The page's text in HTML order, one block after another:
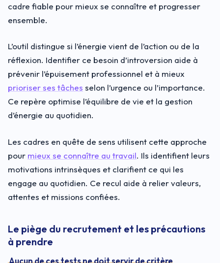
cadre fiable pour mieux se connaître et progresser
ensemble.
L’outil distingue si l’énergie vient de l’action ou de la
réflexion. Identifier ce besoin d’introversion aide à
prévenir l’épuisement professionnel et à mieux
prioriser ses tâches selon l’urgence ou l’importance.
Ce repère optimise l’équilibre de vie et la gestion
d’énergie au quotidien.
Les cadres en quête de sens utilisent cette approche
pour mieux se connaître au travail. Ils identifient leurs
motivations intrinsèques et clarifient ce qui les
engage au quotidien. Ce recul aide à relier valeurs,
attentes et missions confiées.
Le piège du recrutement et les précautions
à prendre
Aucun de ces tests ne doit servir de critère